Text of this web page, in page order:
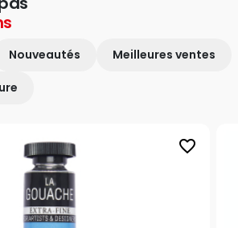
Nouveautés Meilleures ventes
favorite_border